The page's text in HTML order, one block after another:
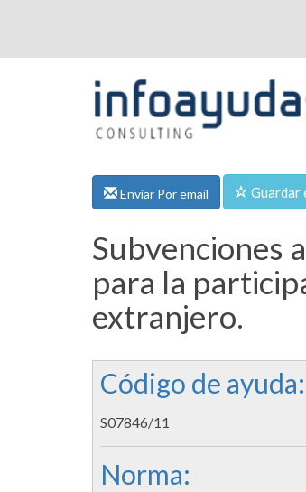
Enviar Por email Guardar
Subvenciones
para la
extranjero.
Código de ayuda:
S07846/11
Norma: